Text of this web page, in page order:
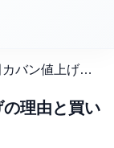
【2026年7月】吉田カバン値上げの理由と買い時｜ポーター改定まとめ
の理由と買い